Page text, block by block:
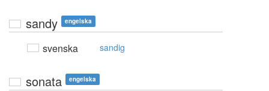
sandy engelska
svenska sandig
sonata engelska